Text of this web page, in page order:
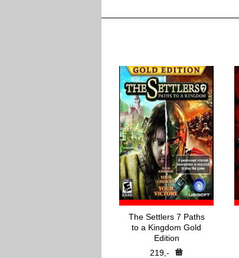
The Settlers 7 Paths
to a Kingdom Gold
Edition
219,-